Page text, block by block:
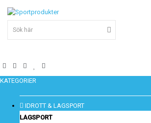
KATEGORIER
IDROTT & LAGSPORT
LAGSPORT